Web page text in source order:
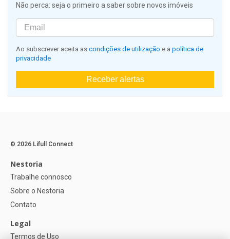
Não perca: seja o primeiro a saber sobre novos imóveis
Ao subscrever aceita as condições de utilização e a política de
privacidade
Receber alertas
© 2026 Lifull Connect
Nestoria
Trabalhe connosco
Sobre o Nestoria
Contato
Legal
Termos de Uso